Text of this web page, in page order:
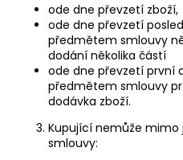
ode dne převzetí zboží,
ode dne převzetí
předmětem smlouvy
dodání několika částí
ode dne převzetí první
předmětem smlouvy
dodávka zboží.
Kupující nemůže
smlouvy: